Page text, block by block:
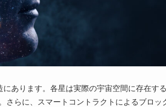
あります。各星は実際の宇宙空間に存在す
さらに、スマートコントラクトによるブロッ